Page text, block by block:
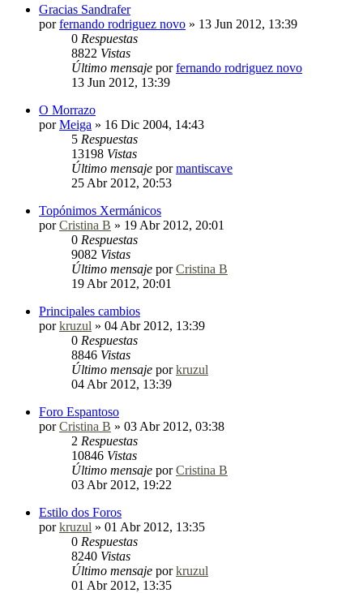
Gracias Sandrafer
porfernando rodriguez novo » 13 Jun 2012, 13:39
0 Respuestas
8822 Vistas
Último mensaje porfernando rodriguez novo
13 Jun 2012, 13:39
O Morrazo
porMeiga » 16 Dic 2004, 14:43
5 Respuestas
13198 Vistas
Último mensaje pormantiscave
25 Abr 2012, 20:53
Topónimos Xermánicos
porCristina B » 19 Abr 2012, 20:01
0 Respuestas
9082 Vistas
Último mensaje porCristina B
19 Abr 2012, 20:01
Principales cambios
porkruzul » 04 Abr 2012, 13:39
0 Respuestas
8846 Vistas
Último mensaje porkruzul
04 Abr 2012, 13:39
Foro Espantoso
porCristina B » 03 Abr 2012, 03:38
2 Respuestas
10846 Vistas
Último mensaje porCristina B
03 Abr 2012, 19:22
Estilo dos Foros
porkruzul » 01 Abr 2012, 13:35
0 Respuestas
8240 Vistas
Último mensaje porkruzul
01 Abr 2012, 13:35